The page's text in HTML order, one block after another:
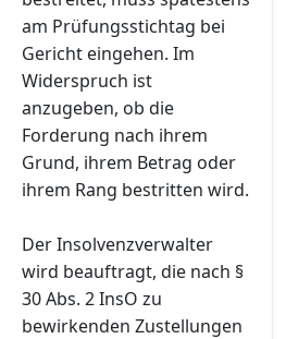
am Prüfungsstichtag bei
Gericht eingehen. Im
Widerspruch ist
anzugeben, ob die
Forderung nach ihrem
Grund, ihrem Betrag oder
ihrem Rang bestritten wird.
Der Insolvenzverwalter
wird beauftragt, die nach §
30 Abs. 2 InsO zu
bewirkenden Zustellungen